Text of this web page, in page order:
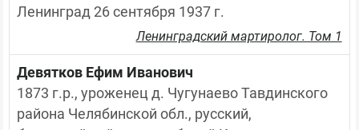
Ленинград 26 сентября 1937 г.
Ленинградский мартиролог. Том 1
Девятков Ефим Иванович
1873 г.р., уроженец д. Чугунаево Тавдинского
района Челябинской обл., русский,